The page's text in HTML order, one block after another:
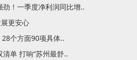
！一季度净利润同比增..
更安心
28个方面90项具体..
清单 打响“苏州最舒..